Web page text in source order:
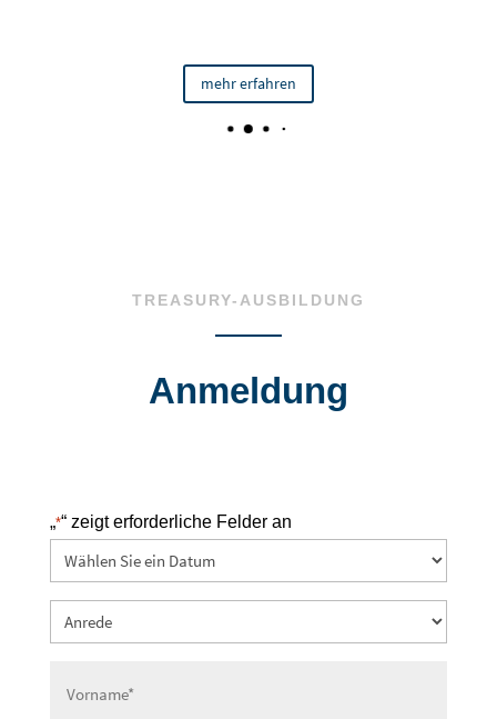
mehr erfahren
TREASURY-AUSBILDUNG
Anmeldung
„*“ zeigt erforderliche Felder an